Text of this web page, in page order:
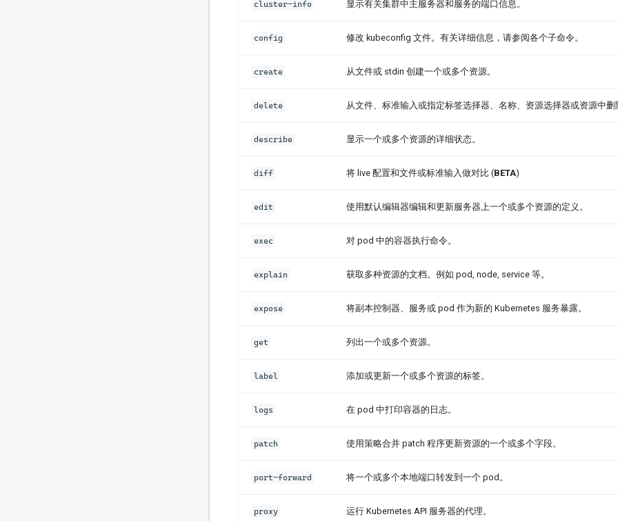
cluster-info 显示有关集群中主服务器和服务的端口信息。
config 修改 kubeconfig 文件。有关详细信息，请参阅各个子命令。
create 从文件或 stdin 创建一个或多个资源。
delete 从文件、标准输入或指定标签选择器、名称、资源选择器或资源中删
describe 显示一个或多个资源的详细状态。
diff 将 live 配置和文件或标准输入做对比 (BETA)
edit 使用默认编辑器编辑和更新服务器上一个或多个资源的定义。
exec 对 pod 中的容器执行命令。
explain 获取多种资源的文档。例如 pod, node, service 等。
expose 将副本控制器、服务或 pod 作为新的 Kubernetes 服务暴露。
get 列出一个或多个资源。
label 添加或更新一个或多个资源的标签。
logs 在 pod 中打印容器的日志。
patch 使用策略合并 patch 程序更新资源的一个或多个字段。
port-forward 将一个或多个本地端口转发到一个 pod。
proxy 运行 Kubernetes API 服务器的代理。